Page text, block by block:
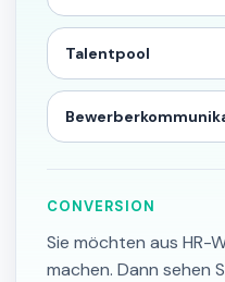
Talentpool
CONVERSION
Sie möchten aus HR-
machen. Dann sehen